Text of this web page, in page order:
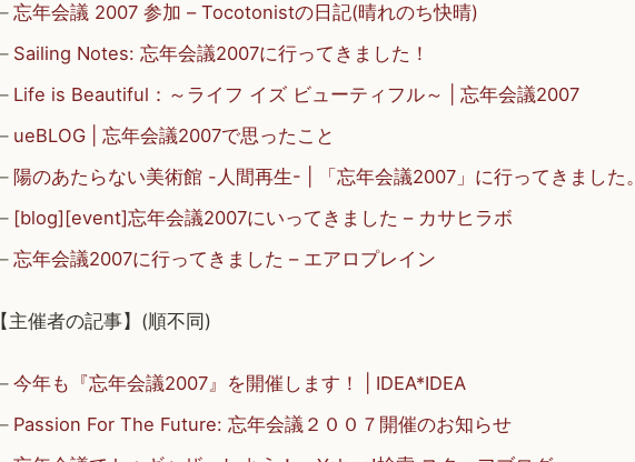
忘年会議 2007 参加 – Tocotonistの日記(晴れのち快晴)
Sailing Notes: 忘年会議2007に行ってきました！
Life is Beautiful：～ライフ イズ ビューティフル～ | 忘年会議2007
ueBLOG | 忘年会議2007で思ったこと
陽のあたらない美術館 -人間再生- | 「忘年会議2007」に行ってきました。
[blog][event]忘年会議2007にいってきました – カサヒラボ
忘年会議2007に行ってきました – エアロプレイン
【主催者の記事】(順不同)
今年も『忘年会議2007』を開催します！ | IDEA*IDEA
Passion For The Future: 忘年会議２００７開催のお知らせ